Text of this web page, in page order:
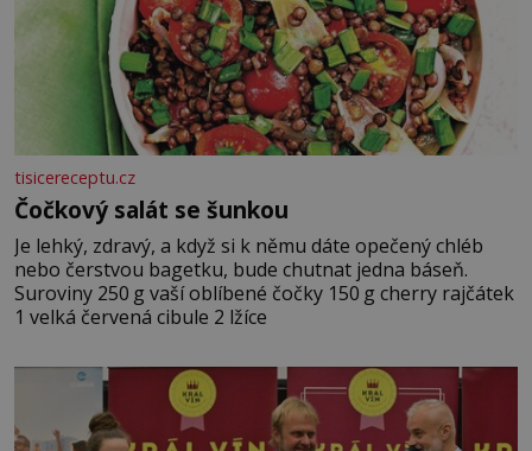
tisicereceptu.cz
Čočkový salát se šunkou
Je lehký, zdravý, a když si k němu dáte opečený chléb
nebo čerstvou bagetku, bude chutnat jedna báseň.
Suroviny 250 g vaší oblíbené čočky 150 g cherry rajčátek
1 velká červená cibule 2 lžíce